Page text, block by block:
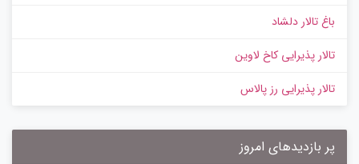
باغ تالار دلشاد
تالار پذیرایی کاخ لاوین
تالار پذیرایی رز پالاس
پر بازدیدهای امروز